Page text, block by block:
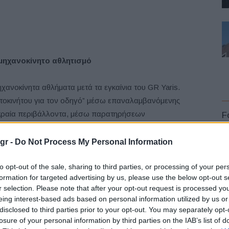
- Do Not Process My Personal Information
opt-out of the sale, sharing to third parties, or processing of your
for targeted advertising by us, please use the below opt-out
selection. Please note that after your opt-out request is processed
interest-based ads based on personal information utilized by us
to third parties prior to your opt-out. You may separately
of your personal information by third parties on the IAB’s list of
αθλητισμό
αθλήματα μετά τα εγκαίνια του GR Yaris.
για τον οδηγό” μέσω επαναλαμβανόμενης
περιβάλλοντα, μέσω παρατηρήσεων
καθώς και του Προέδρου της
Akio Toyoda, γνωστού και ως Morizo. Με το σύνθημα
που ωθούσαν το όχημα στα όριά του, η TGR
τον κινητήρα του οχήματος, αλλά και για το αμάξωμα,
για να βελτιώσει την απόδοση.
Racing